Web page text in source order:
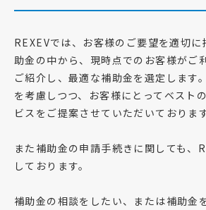
REXEVでは、お客様のご要望を適切
助金の中から、現時点でのお客様がご
ご紹介し、最適な補助金を選定します
を考慮しつつ、お客様にとってベスト
ビスをご提案させていただいております
また補助金の申請手続きに関しても、
しております。
補助金の相談をしたい、または補助金